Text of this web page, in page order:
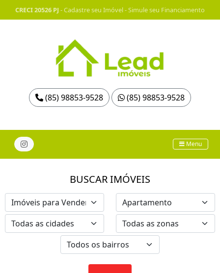
CRECI 20526 PJ -Cadastre seu Imóvel-Simule seu Financiamento
(85) 98853-9528 (85) 98853-9528
Menu
BUSCAR IMÓVEIS